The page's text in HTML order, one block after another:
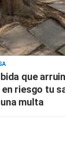
que
riesgo tu
multa